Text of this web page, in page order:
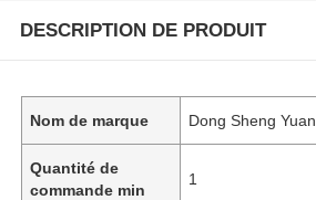
DESCRIPTION DE PRODUIT
Nom de marque Dong Sheng Yuan
Quantité de
commande min
1